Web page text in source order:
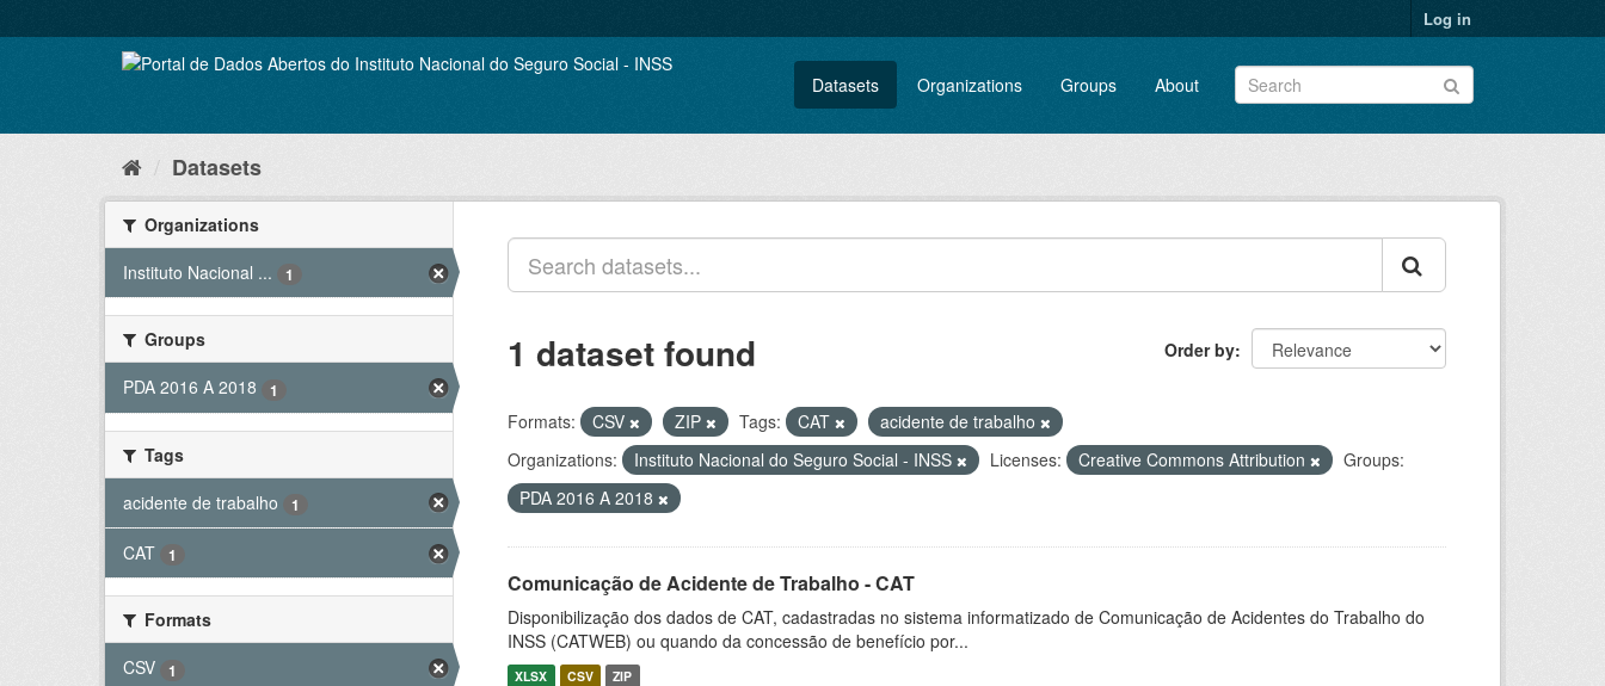
to
Log in
Datasets Organizations Groups About
Datasets
Organizations
Instituto Nacional ...
1
Groups
PDA 2016 A 2018
1
Tags
acidente de trabalho
1
CAT 1
Formats
CSV
1
Order by
1 dataset found
Formats: CSV ZIP Tags: CAT
acidente de trabalho
Organizations:
Instituto Nacional do Seguro Social - INSS Licenses: Creative Commons Attribution
Groups:
PDA 2016 A 2018
Comunicação de Acidente de Trabalho - CAT
Disponibilização dos dados de CAT, cadastradas no sistema informatizado de Comunicação de Acidentes do Trabalho do
INSS (CATWEB) ou quando da concessão de benefício por...
XLSX CSV ZIP